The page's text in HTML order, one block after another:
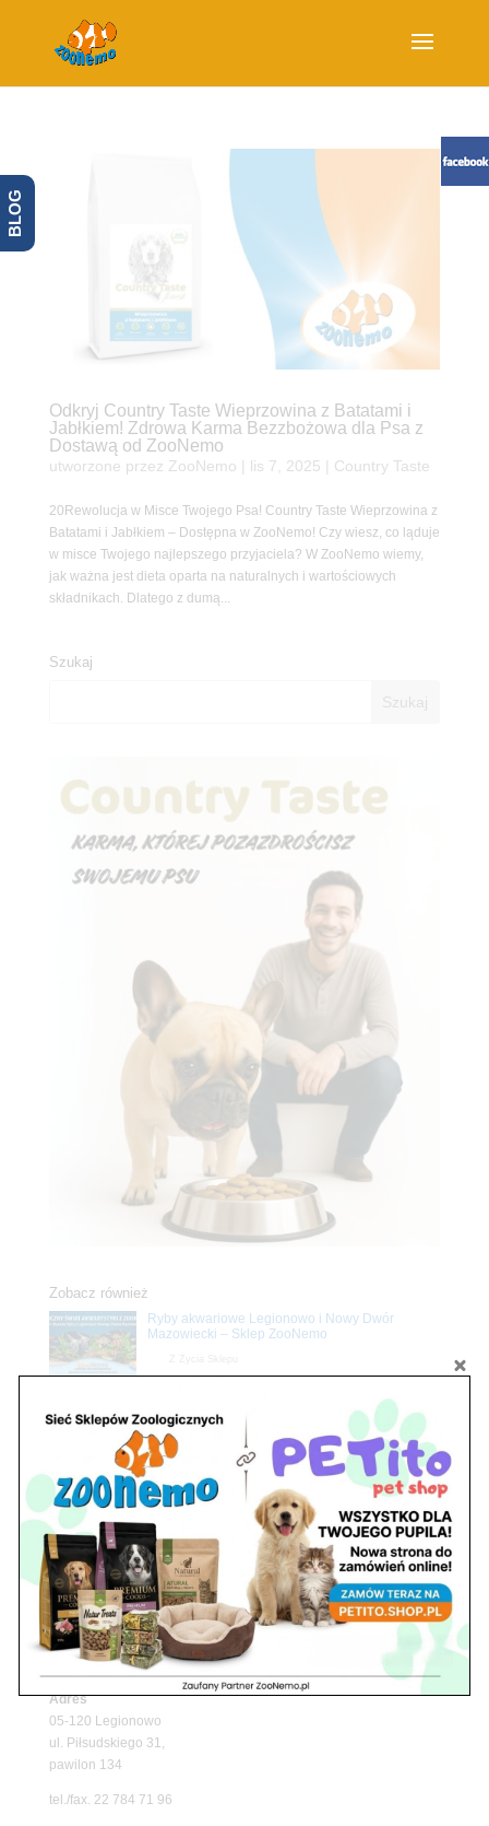
Odkryj Country Taste Wieprzowina z Batatami i
Jabłkiem! Zdrowa Karma Bezzbożowa dla Psa z
Dostawą od ZooNemo
utworzone przez ZooNemo lis 7, 2025 Country Taste
20Rewolucja w Misce Twojego Psa! Country Taste Wieprzowina z
Batatami i Jabłkiem – Dostępna w ZooNemo! Czy wiesz, co ląduje
w misce Twojego najlepszego przyjaciela? W ZooNemo wiemy,
jak ważna jest dieta oparta na naturalnych i wartościowych
składnikach. Dlatego z dumą...
Szukaj
Zobacz również
Ryby akwariowe Legionowo i Nowy Dwór
Mazowiecki – Sklep ZooNemo
Z Życia Sklepu
rośliny akwariowe w ZooNemo – Legionowo i
Nowy Dwór Mazowiecki
Upały wracają! Zadbaj o komfort swojego pupila
z matami chłodzącymi ZooNemo
Z Życia Sklepu
Petito Pet Shop – Internetowy Sklep Zoologiczny
Online! Wszystko Dla Twojego Pupila | ZooNemo
Adres
05-120 Legionowo
ul. Piłsudskiego 31,
pawilon 134
tel./fax. 22 784 71 96
BLOG